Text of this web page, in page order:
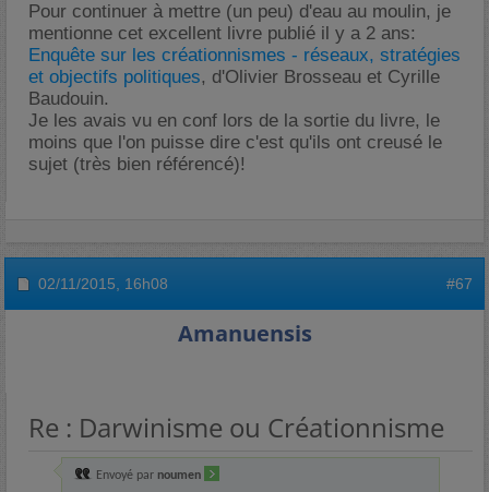
Pour continuer à mettre (un peu) d'eau au moulin, je
mentionne cet excellent livre publié il y a 2 ans:
Enquête sur les créationnismes - réseaux, stratégies
et objectifs politiques, d'Olivier Brosseau et Cyrille
Baudouin.
Je les avais vu en conf lors de la sortie du livre, le
moins que l'on puisse dire c'est qu'ils ont creusé le
sujet (très bien référencé)!
02/11/2015, 16h08 #67
Amanuensis
Re : Darwinisme ou Créationnisme
Envoyé par noumen